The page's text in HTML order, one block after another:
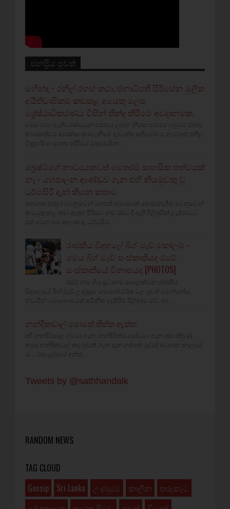
ජනප්‍රිය පුවත්
මහින්ද - රනිල් රහස් කථා, ජනාධිපති සිරිසේන මුලික
අයිතිවාසිකම් කඩකළ අයෙකු ලෙස
ශ්‍රේෂ්ඨාධිකරණය විසින් තීන්දු කිරීමේ අවදානමක.
මෙම මහා මැතිවරණයෙන් එජාපය ලබන නියත පරාජය හමුවේ එජාප
නායකත්වය ආරක්ෂා කරගැනීමේ දැවැන්ත අභියෝගය නැවතත් රනිල්
වික්‍රමසිංහ මහතා ඉදිරියේ මතුවෙමින...
බ්‍රෙෂ්ට්ගේ නාට්‍යයකවත් මෙතරම් සාහසික තත්වයක්
නෑ - යහපාලන ආණ්ඩුව ගැන එහි නියමුවකු වූ
ධර්මසිරි දැන් කියන කතාව
අනාගත පරපුර වෙනුවෙන් යහපත් සමාජයක් ගොඩනැගීම වෙනුවෙන්
කටයුතු කළ තමා ඇතුළු පිරිසට නව රජය දී ඇති පිළිතුරින් ලැජ්ජාවට
පත් වෙන බව කලාකරු ධර්මසිර...
රාජකීය විදුහලේ බිග් මැච් කෝලම -
මෙය බිග් මැච් සංස්කෘතියද රටේ
සංස්කෘතියේ විනාසයද [PHOTOS]
රටේ නම ගිය ප්‍රධානම පාසලක්වන රාජකීය
විද්‍යාලයේ බිග් මැච් උණුසුම බොහෝ වර්ෂ වල පුවත් මවන්නේය.
ඒවායින් බොහොමයක් අවිනීත හැසිරීම් පිළිබඳව වේ. බා...
නන්දිකඩාල් පොතේ තිත්ත ඇත්ත
අපි නන්දිවිසාල ගවයා ගැන, නන්දිමිත්ර යෝධයා ගැන අසා තිබුණු
නමුදු නන්දිකඩාල් කලපුවක් ගැන දැන ගත්තේ යුද්දේ අවසාන කාලයේ
ය.... එදා යුද්දයේ අන්ත...
Tweets by @sathhandalk
RANDOM NEWS
TAG CLOUD
Gossip
Sri Lanka උණුසුම් කාලීන
තරුකැට